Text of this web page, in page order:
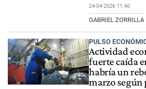
24-04-2026 11:40
GABRIEL ZORRILLA
PULSO
Actividad
fuerte caída
habría un
marzo según